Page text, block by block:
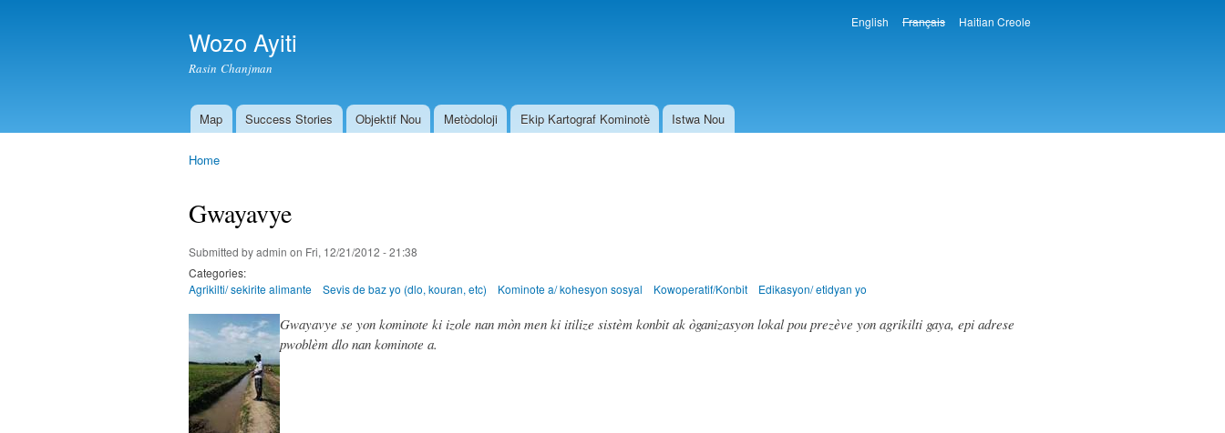
Wozo Ayiti
Rasin Chanjman
Languages
English Français Haitian Creole
Main menu
Map Success Stories Objektif Nou Metòdoloji Ekip Kartograf Kominotè Istwa Nou
Home
Gwayavye
Submitted byadmin on Fri, 12/21/2012 - 21:38
Categories:
Agrikilti/ sekirite alimante
Sevis de baz yo (dlo, kouran, etc) Kominote a/ kohesyon sosyal Kowoperatif/Konbit Edikasyon/ etidyan yo
Gwayavye se yon kominote ki izole nan mòn men ki itilize sistèm konbit ak òganizasyon lokal pou prezève yon agrikilti gaya, epi adrese
pwoblèm dlo nan kominote a.